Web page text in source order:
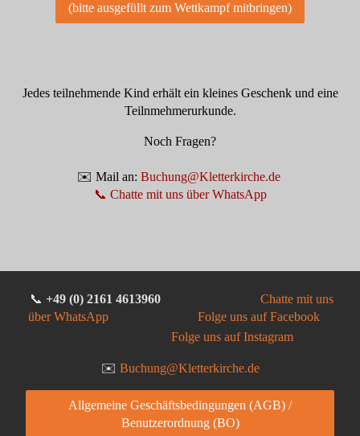
(bitte ausgefüllt zum Wettkampf mitbringen)
Jedes teilnehmende Kind erhält ein kleines Geschenk und eine
Teilnmehmerurkunde.
Noch Fragen?
✉️ Mail an: Buchung@Kletterkirche.de
📞 Chatte mit uns über WhatsApp
📞 +49 (0) 2161 4613960
Chatte mit uns
über WhatsApp
Folge uns auf Facebook
Folge uns auf Instagram
✉️ Buchung@Kletterkirche.de
Allgemeine Geschäftsbedingungen (AGB) /
Benutzerordnung (BO)